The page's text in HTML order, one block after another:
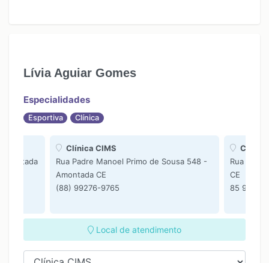
Lívia Aguiar Gomes
Especialidades
Esportiva Clínica
Clínica CIMS
Rua Padre Manoel Primo de Sousa 548 -
Amontada CE
(88) 99276-9765
Clínica
Rua
CE
85
Local de atendimento